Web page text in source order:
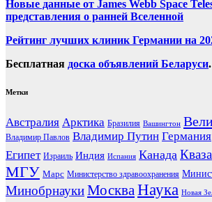
Новые данные от James Webb Space
представления о ранней Вселенной
Рейтинг лучших клиник Германии на
Бесплатная доска объявлений Беларуси.
Метки
Австралия Арктика Бразилия Вашингтон
Владимир Павлов Владимир Путин Германия
Египет Израиль Индия Испания Канада
МГУ Марс Министерство здравоохранения
МинобрнаукиМоскваНаука Новая